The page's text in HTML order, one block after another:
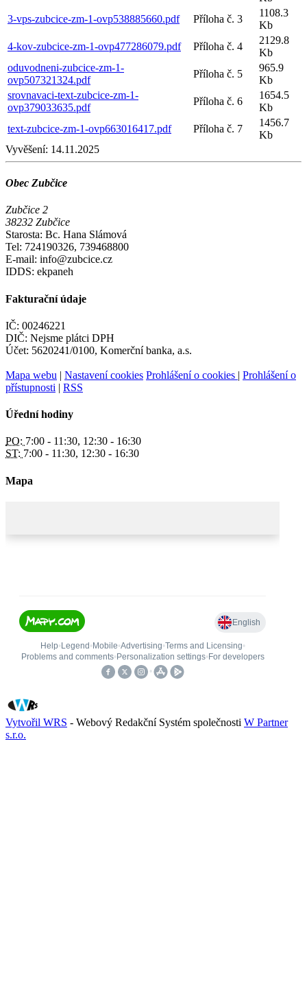
3-vps-zubcice-zm-1-ovp538885660.pdf
Příloha č. 3
1108.3
Kb
4-kov-zubcice-zm-1-ovp477286079.pdf
Příloha č. 4
2129.8
Kb
oduvodneni-zubcice-zm-1-
ovp507321324.pdf
Příloha č. 5
965.9
Kb
srovnavaci-text-zubcice-zm-1-
ovp379033635.pdf
Příloha č. 6
1654.5
Kb
text-zubcice-zm-1-ovp663016417.pdf
Příloha č. 7
1456.7
Kb
Vyvěšení: 14.11.2025
Obec Zubčice
Zubčice 2
38232 Zubčice
Starosta: Bc. Hana Slámová
Tel: 724190326, 739468800
E-mail: info@zubcice.cz
IDDS: ekpaneh
Fakturační údaje
IČ: 00246221
DIČ: Nejsme plátci DPH
Účet: 5620241/0100, Komerční banka, a.s.
Mapa webu | Nastavení cookies Prohlášení o cookies | Prohlášení o
přístupnosti | RSS
Úřední hodiny
PO: 7:00 - 11:30, 12:30 - 16:30
ST: 7:00 - 11:30, 12:30 - 16:30
Mapa
Vytvořil WRS - Webový Redakční Systém společnosti W Partner
s.r.o.